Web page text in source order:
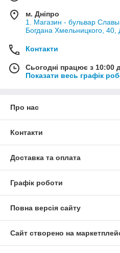
м. Дніпро
1. Магазин - бульвар
Богдана Хмельницкого, 40,
Контакти
Сьогодні працює з 10:00
Показати весь графік
Про нас
Контакти
Доставка та оплата
Графік роботи
Повна версія сайту
Сайт створено на